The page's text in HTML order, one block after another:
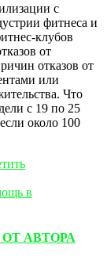
с
фитнеса и
клубов
от
отказов от
или
Что
с 19 по 25
около 100
в
АВТОРА